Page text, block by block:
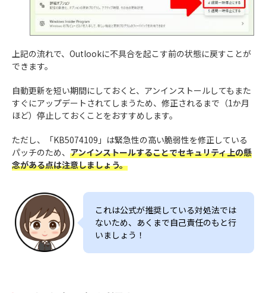
上記の流れで、Outlookに不具合を起こす前の状態に戻すことが
できます。
自動更新を短い期間にしておくと、アンインストールしてもまた
すぐにアップデートされてしまうため、修正されるまで（1か月
ほど）停止しておくことをおすすめします。
ただし、「KB5074109」は緊急性の高い脆弱性を修正している
パッチのため、 アンインストールすることでセキュリティ上の懸
念がある点は注意しましょう。
これは公式が推奨している対処法では
ないため、あくまで自己責任のもと行
いましょう！